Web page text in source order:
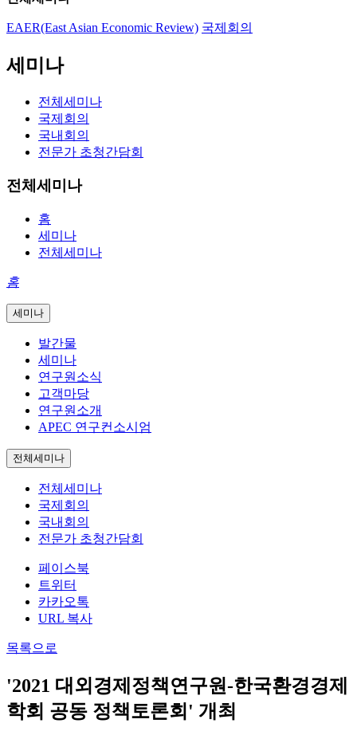
EAER(East Asian Economic Review) 국제회의
세미나
전체세미나
국제회의
국내회의
전문가 초청간담회
전체세미나
홈
세미나
전체세미나
홈
세미나
발간물
세미나
연구원소식
고객마당
연구원소개
APEC 연구컨소시엄
전체세미나
전체세미나
국제회의
국내회의
전문가 초청간담회
페이스북
트위터
카카오톡
URL 복사
목록으로
'2021 대외경제정책연구원-한국환경경제
학회 공동 정책토론회' 개최